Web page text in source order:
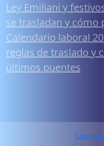
Ley Emiliani y
se trasladan y cómo
Calendario laboral
reglas de traslado y
últimos puentes